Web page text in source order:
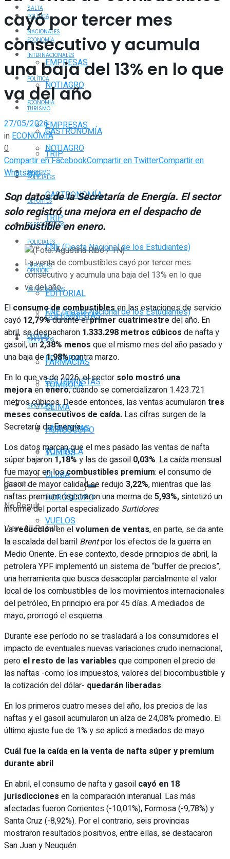
POLÍTICA
ECONOMÍA
EMPRESAS
NOTIAGRO
TURISMO
GASTRONOMÍA
TRIP
POLICIALES
DEPORTES
ESPECTÁCULOS
FNE (Fiesta Nacional de los Estudiantes)
OPINIÓN
EDITORIAL
COLUMNISTAS
SERVICIOS
FARMACIAS
TOMBOLA
CLIMA
HORÓSCOPO
VUELOS
No Result
View All Result
SALTA
NACIONALES
INTERNACIONALES
POLÍTICA
ECONOMÍA
EMPRESAS
NOTIAGRO
TURISMO
GASTRONOMÍA
TRIP
POLICIALES
DEPORTES
ESPECTÁCULOS
FNE (Fiesta Nacional de los Estudiantes)
OPINIÓN
EDITORIAL
COLUMNISTAS
SERVICIOS
FARMACIAS
TOMBOLA
CLIMA
HORÓSCOPO
VUELOS
cayó por tercer mes
consecutivo y acumula
una baja del 13% en lo que
va del año
27/05/2026
inECONOMÍA
0
Compartir en FacebookCompartir en TwitterCompartir en
Whatsapp
Son datos de la Secretaría de Energía. El sector
solo registró una mejora en el despacho de
combustible en enero.
La venta de combustibles cayó por tercer mes
consecutivo y acumula una baja del 13% en lo que
va del año
El consumo de combustiblesen las estaciones de servicio
cayó 12,79%durante elprimer cuatrimestre del año. En
abril, se despacharon 1.333.298 metros cúbicos de nafta y
gasoil, un2,38% menos que el mismo mes del año pasado y
una baja de1,98%contra marzo.
En lo que va de 2026, el sector solo mostró una
mejoraenenero, cuando se comercializaron 1.423.721
metros cúbicos. Desde entonces, las ventas acumularontres
meses consecutivos de caída. Las cifras surgen de la
Secretaría de Energía..
Los datos marcan que el mes pasado las ventas de nafta
súper bajaron1,18% y las de gasoil 0,03%. La caída mensual
fue mayor en loscombustibles premium: el consumo de
gasoil de mayor calidad se redujo3,22%, mientras que las
naftas premium registraron una merma de5,93%, sintetizó un
informe del portal especializado Surtidores.
Lareducciónen elvolumen de ventas, en parte, se da ante
la escalada del barril Brentpor los efectos de la guerra en
Medio Oriente. En ese contexto, desde principios de abril, la
petrolera YPF implementó un sistema de “buffer de precios”,
una herramienta que busca desacoplar parcialmente el valor
local de los combustibles de los movimientos internacionales
del petróleo, En principio era por 45 días. A mediados de
mayo, prorrogó el esquema.
Durante ese período no se trasladará a los consumidores el
impacto de eventuales nuevas variaciones crudo inernacional,
pero el resto de las variables que componen el precio de
las naftas -como los impuestos, valores del biocombustible y
la cotización del dólar- quedarán liberadas.
En los primeros cuatro meses del año, los precios de las
naftas y el gasoil acumularon un alza de 24,08% promedio. El
último ajuste fue de 1% y se aplicó a mediados de mayo.
Cuál fue la caída en la venta de nafta súper y premium
durante abril
En abril, el consumo de nafta y gasoil cayó en 18
jurisdicciones en la comparación interanual. Las más
afectadas fueron Corrientes (-10,01%), Formosa (-9,78%) y
Santa Cruz (-8,92%). Por el contrario, seis provincias
mostraron resultados positivos, entre ellas, se destacaron
San Juan y Neuquén.